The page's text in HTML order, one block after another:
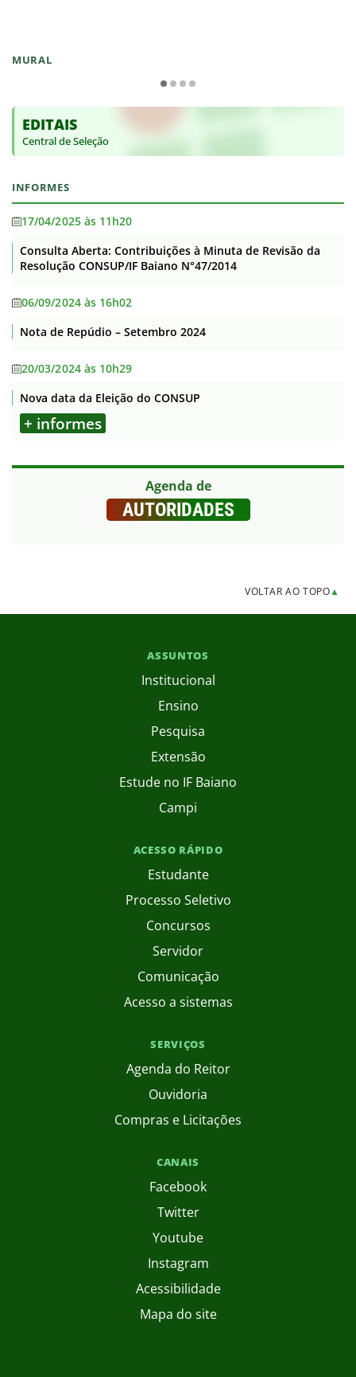
MURAL
EDITAIS
Central de Seleção
INFORMES
17/04/2025 às 11h20
Consulta Aberta: Contribuições à Minuta de Revisão da
Resolução CONSUP/IF Baiano N°47/2014
06/09/2024 às 16h02
Nota de Repúdio – Setembro 2024
20/03/2024 às 10h29
Nova data da Eleição do CONSUP
+ informes
Agenda de
AUTORIDADES
VOLTAR AO TOPO▲
ASSUNTOS
Institucional
Ensino
Pesquisa
Extensão
Estude no IF Baiano
Campi
ACESSO RÁPIDO
Estudante
Processo Seletivo
Concursos
Servidor
Comunicação
Acesso a sistemas
SERVIÇOS
Agenda do Reitor
Ouvidoria
Compras e Licitações
CANAIS
Facebook
Twitter
Youtube
Instagram
Acessibilidade
Mapa do site